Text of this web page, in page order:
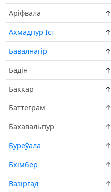
Аріфвала ↑
Ахмадпур Іст ↑
Бавалнагір ↑
Бадін ↑
Баккар ↑
Баттеграм ↑
Бахавальпур ↑
Буреўала ↑
Бхімбер ↑
Вазіргад ↑